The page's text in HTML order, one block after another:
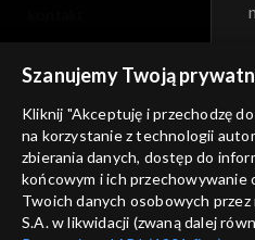
informacje o dostawcy usług
Szanujemy Twoją
Kliknij "Akceptuję i przechodzę
na korzystanie z technologii
zbierania danych, dostęp do
końcowym i ich przechowywanie
Twoich danych osobowych przez
S.A. w likwidacji (zwaną dalej